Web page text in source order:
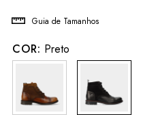
Guia de Tamanhos
COR: Preto